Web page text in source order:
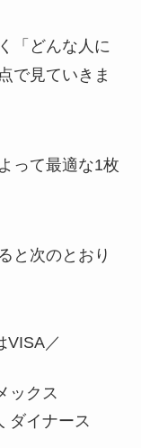
「どんな人に
で見ていきま
って最適な1枚
と次のとおり
VISA／
ックス
ダイナース